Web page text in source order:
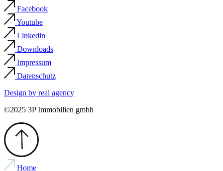
Facebook
Youtube
Linkedin
Downloads
Impressum
Datenschutz
Design by real agency
©2025 3P Immobilien gmbh
Home